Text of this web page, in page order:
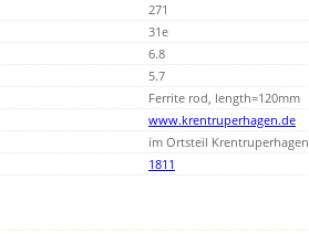
271
31e
6.8
5.7
Ferrite rod, length=120mm
www.krentruperhagen.de
im Ortsteil Krentruperhagen
1811